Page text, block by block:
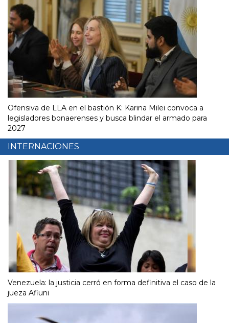
Ofensiva de LLA en el bastión K: Karina Milei convoca a
legisladores bonaerenses y busca blindar el armado para
2027
INTERNACIONES
Venezuela: la justicia cerró en forma definitiva el caso de la
jueza Afiuni